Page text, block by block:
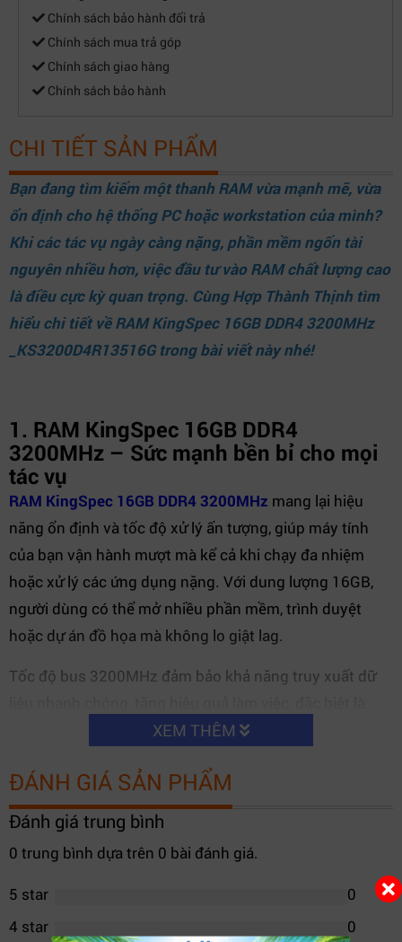
Chính sách bảo hành đổi trả
Chính sách mua trả góp
Chính sách giao hàng
Chính sách bảo hành
CHI TIẾT SẢN PHẨM
Bạn đang tìm kiếm một thanh RAM vừa mạnh mẽ, vừa
ổn định cho hệ thống PC hoặc workstation của mình?
Khi các tác vụ ngày càng nặng, phần mềm ngốn tài
nguyên nhiều hơn, việc đầu tư vào RAM chất lượng cao
là điều cực kỳ quan trọng. Cùng Hợp Thành Thịnh tìm
hiểu chi tiết về RAM KingSpec 16GB DDR4 3200MHz
_KS3200D4R13516G trong bài viết này nhé!
1. RAM KingSpec 16GB DDR4
3200MHz – Sức mạnh bền bỉ cho mọi
tác vụ
RAM KingSpec 16GB DDR4 3200MHz mang lại hiệu
năng ổn định và tốc độ xử lý ấn tượng, giúp máy tính
của bạn vận hành mượt mà kể cả khi chạy đa nhiệm
hoặc xử lý các ứng dụng nặng. Với dung lượng 16GB,
người dùng có thể mở nhiều phần mềm, trình duyệt
hoặc dự án đồ họa mà không lo giật lag.
Tốc độ bus 3200MHz đảm bảo khả năng truy xuất dữ
trong các lĩnh vực như thiết kế, kỹ thuật, lập trình,
XEM THÊM
ĐÁNH GIÁ SẢN PHẨM
Đánh giá trung bình
0 trung bình dựa trên 0 bài đánh giá.
5 star
0
4 star
0